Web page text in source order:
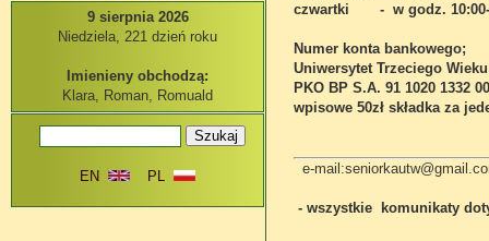
9 sierpnia 2026
Niedziela, 221 dzień roku
Imienieny obchodzą:
Klara, Roman, Romuald
EN PL
czwartki
- w godz.
Numer konta bankowego;
Uniwersytet Trzeciego
PKO BP S.A. 91 1020 1332
wpisowe 50zł składka za
e-
- wszystkie komunikaty